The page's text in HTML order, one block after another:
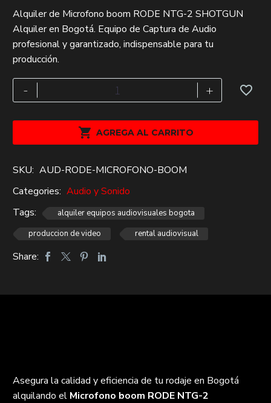
precio
original
era:
precio
actual
es:
Alquiler de Microfono boom RODE NTG-2 SHOTGUN
Alquiler en Bogotá. Equipo de Captura de Audio
profesional y garantizado, indispensable para tu
producción.
-
Microfono
boom
2
Alquiler
cantidad
+
 AGREGA AL CARRITO
SKU: AUD-RODE-MICROFONO-BOOM
Categories: Audio y Sonido
Tags:
alquiler equipos audiovisuales bogota
produccion de video
rental audiovisual
Share:
Asegura la calidad y eficiencia de tu rodaje en Bogotá
alquilando el Microfono boom RODE NTG-2